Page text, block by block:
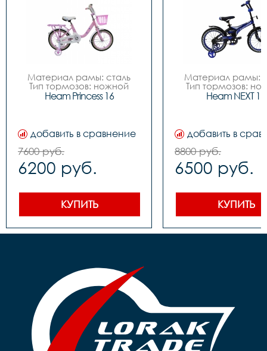
Материал рамы: сталь
Тип тормозов: ножной
Диаметр колес: 16
Задний переключатель
-
Передний переключатель
Манетки		-
Шатуны (Система)
Задние звезды		сталь
Каретка
картридж
Тормоза		 задний-
Вынос		сталь
Руль		steel
Грипсы		цветные
Седло		детское на
пружинах
Педали		Пластиковые
Подседельный штырь
сталь
Вес		10.2 кг
Heam Princess 16
добавить в сравнение
7600 руб.
6200 руб.
КУПИТЬ
Материал рамы:
Тип тормозов:
Диаметр
Вилка		сталь
Задний
Передний
-
Манетки		-
сталь под
Задние звезды		сталь
Каретка
картридж
Грипсы		black
Педали		Пластиковые
Подседельный
Heam NEXT 16
добавить в
8800 руб.
6500 руб.
КУПИТЬ